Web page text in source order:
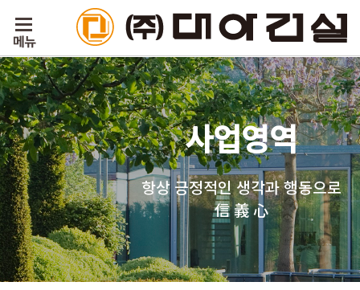
사업영역
항상 긍정적인 생각과 행동으로
信 義 心